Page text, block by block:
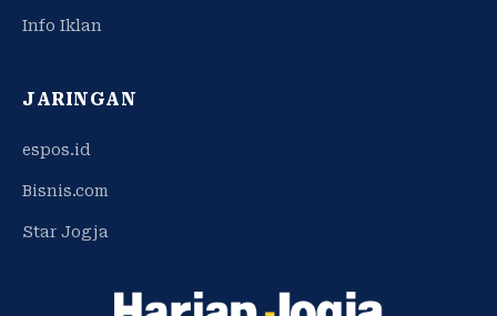
Info Iklan
JARINGAN
espos.id
Bisnis.com
Star Jogja